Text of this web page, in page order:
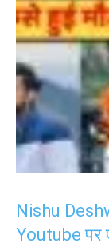
Nishu
Youtube पर